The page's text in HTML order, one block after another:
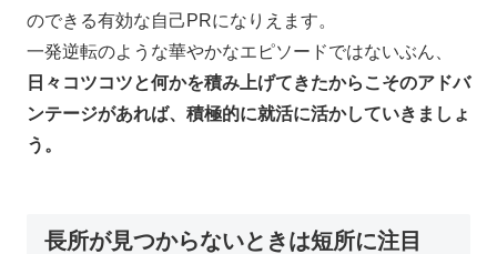
のできる有効な自己PRになりえます。
一発逆転のような華やかなエピソードではないぶん、
日々コツコツと何かを積み上げてきたからこそのアドバ
ンテージがあれば、積極的に就活に活かしていきましょ
う。
長所が見つからないときは短所に注目